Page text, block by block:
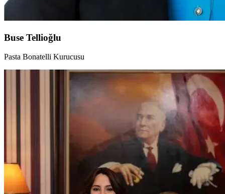
Buse Tellioğlu
Pasta Bonatelli Kurucusu